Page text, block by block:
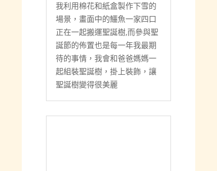
我利用棉花和紙盒製作下雪的
場景，畫面中的鱷魚一家四口
正在一起搬運聖誕樹,而參與聖
誕節的佈置也是每一年我最期
待的事情，我會和爸爸媽媽一
起組裝聖誕樹，掛上裝飾，讓
聖誕樹變得很美麗